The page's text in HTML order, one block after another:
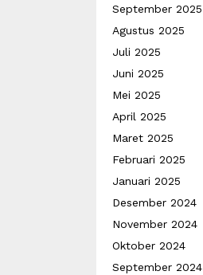
September 2025
Agustus 2025
Juli 2025
Juni 2025
Mei 2025
April 2025
Maret 2025
Februari 2025
Januari 2025
Desember 2024
November 2024
Oktober 2024
September 2024